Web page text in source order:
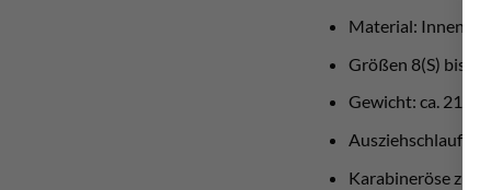
Material:
Größen 8(S) bis
Gewicht: ca. 210
Ausziehschlaufen
Karabineröse zum